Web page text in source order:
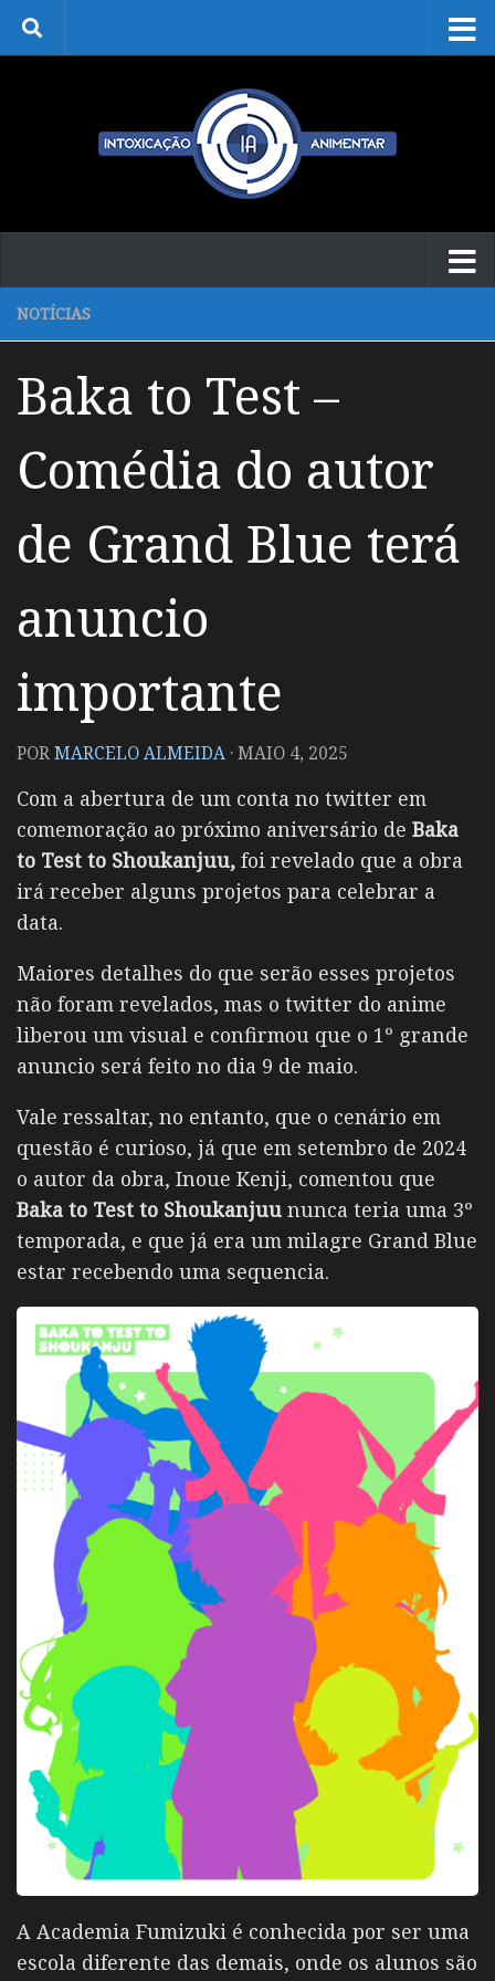
Skip to content
NOTÍCIAS
Baka to Test –
Comédia do autor
de Grand Blue terá
anuncio
importante
PORMARCELO ALMEIDA ·MAIO 4, 2025
Com a abertura de um conta no twitter em
comemoração ao próximo aniversário de Baka
to Test to Shoukanjuu, foi revelado que a obra
irá receber alguns projetos para celebrar a
data.
Maiores detalhes do que serão esses projetos
não foram revelados, mas o twitter do anime
liberou um visual e confirmou que o 1º grande
anuncio será feito no dia 9 de maio.
Vale ressaltar, no entanto, que o cenário em
questão é curioso, já que em setembro de 2024
o autor da obra, Inoue Kenji, comentou que
Baka to Test to Shoukanjuu nunca teria uma 3º
temporada, e que já era um milagre Grand Blue
estar recebendo uma sequencia.
A Academia Fumizuki é conhecida por ser uma
escola diferente das demais, onde os alunos são